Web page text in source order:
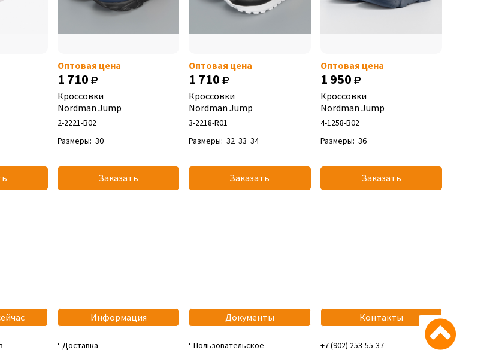
Оптовая цена
1 710
Кроссовки
Nordman Jump
2-2221-B02
Размеры: 30
Заказать
Оптовая цена
1 710
Кроссовки
Nordman Jump
3-2218-R01
Размеры: 32 33 34
Заказать
Оптовая цена
1 950
Кроссовки
Nordman Jump
4-1258-B02
Размеры: 36
Заказать
Информация
Доставка
Документы
Пользовательское
Контакты
+7 (902) 253-55-37